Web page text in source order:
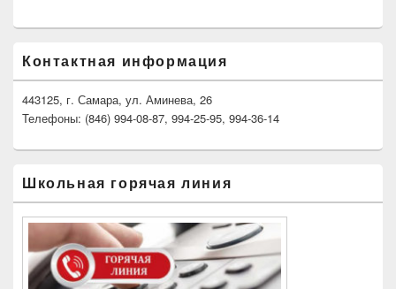
Контактная информация
443125, г. Самара, ул. Аминева, 26
Телефоны: (846) 994-08-87, 994-25-95, 994-36-14
Школьная горячая линия